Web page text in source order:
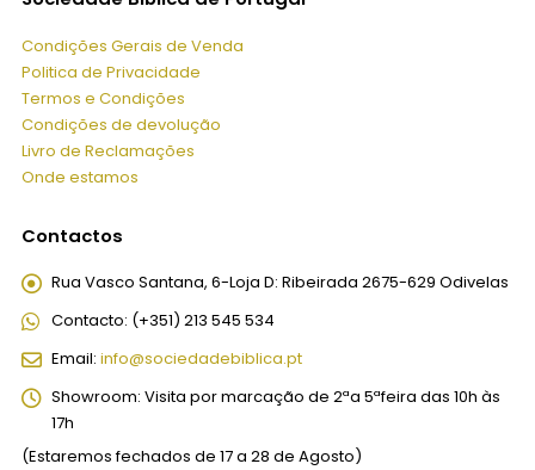
Condições Gerais de Venda
Politica de Privacidade
Termos e Condições
Condições de devolução
Livro de Reclamações
Onde estamos
Contactos
Rua Vasco Santana, 6-Loja D: Ribeirada 2675-629 Odivelas
Contacto: (+351) 213 545 534
Email: info@sociedadebiblica.pt
Showroom: Visita por marcação de 2ªa 5ªfeira das 10h às
17h
(Estaremos fechados de 17 a 28 de Agosto)